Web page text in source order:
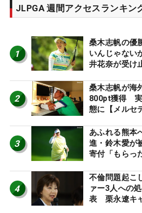
JLPGA 週間アクセスランキン
1
桑木志帆の優
いんじゃな
井花奈が受け
2
桑木志帆が海
800pt獲得 実
態に【メルセ
3
あふれる熊
進・鈴木愛が
寄付「もらっ
4
不倫問題起こ
ァー3人への
表 栗永遼キ